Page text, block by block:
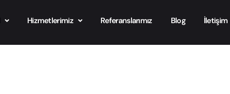
Hizmetlerimiz Referanslarımız Blog İletişim